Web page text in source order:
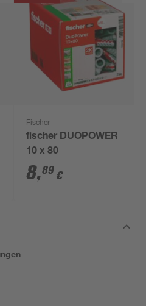
Fischer
fischer DUOPOWER
10 x 80
8,89 €